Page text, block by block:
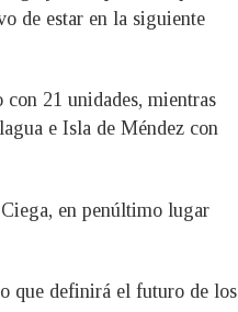
de estar en la siguiente
21 unidades, mientras
e Isla de Méndez con
en penúltimo lugar
que definirá el futuro de los